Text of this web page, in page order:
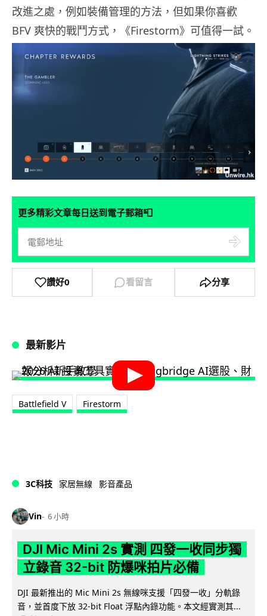
改進之處，例如裝備管理的方法，但如果你喜歡
BFV 爽快的戰鬥方式，《Firestorm》可值得一試。
更多精彩文章每日送到電子郵箱📮
讚好0 看留言 分享
最新影片
Battlefield V Firestorm
3C科技 家居無線 影音產品
Vin 6 小時
DJI Mic Mini 2s 實測 四發一收同步獨
立錄音 32-bit 防爆咪拍片必備
DJI 最新推出的 Mic Mini 2s 無線咪支援「四發一收」分軌錄
音，並首度下放 32-bit Float 浮點內錄功能。本文經實測其...